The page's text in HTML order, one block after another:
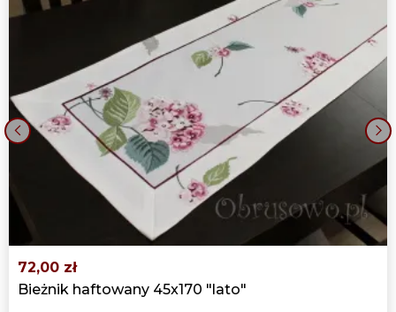
72,00 zł
Bieżnik haftowany 45x170 "lato"